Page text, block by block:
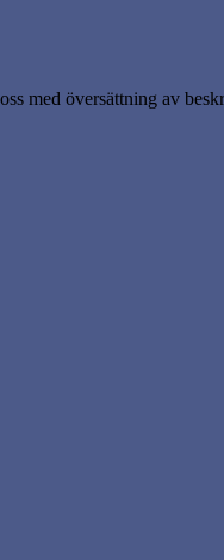
med översättning av